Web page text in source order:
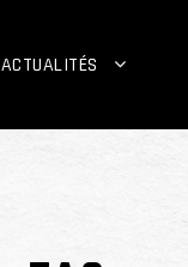
ACTUALITÉS